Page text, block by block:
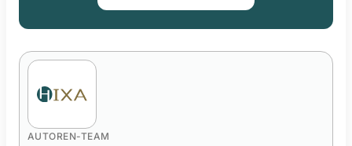
AUTOREN-TEAM